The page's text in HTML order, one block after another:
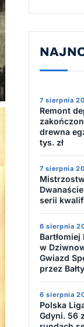
7 sierpnia
Remont
drewna
tys. zł
7 sierpnia
serii
6 sierpnia
w
Gwiazd
przez
6 sierpnia
Polska
Gdyni. 56